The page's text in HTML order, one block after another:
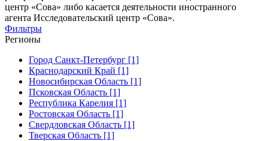
центр «Сова» либо касается деятельности иностранного
агента Исследовательский центр «Сова».
Фильтры
Регионы
Город Санкт-Петербург [1]
Краснодарский Край [1]
Новосибирская Область [1]
Псковская Область [1]
Республика Карелия [1]
Ростовская Область [1]
Свердловская Область [1]
Тверская Область [1]